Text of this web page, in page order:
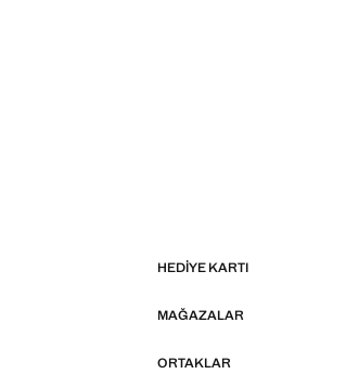
HEDIYE KARTI
MAĞAZALAR
ORTAKLAR